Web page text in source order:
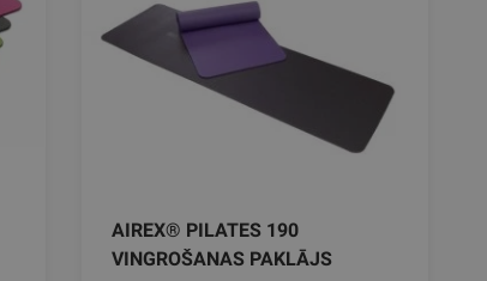
AIREX® PILATES 190
VINGROŠANAS PAKLĀJS